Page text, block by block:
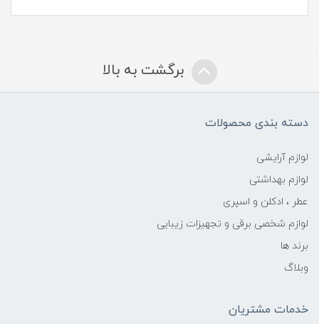
برگشت به بالا
دسته بندی محصولات
لوازم آرایشی
لوازم بهداشتی
عطر ، ادکلن و اسپری
لوازم شخصی برقی و تجهیزات زیبایی
برند ها
وبلاگ
خدمات مشتریان